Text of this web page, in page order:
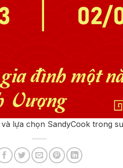
lựa chọn SandyCook trong